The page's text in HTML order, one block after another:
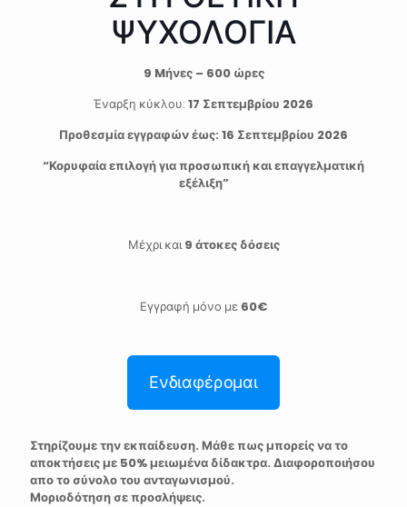
ΨΥΧΟΛΟΓΙΑ
9 Mήνες – 600 ώρες
Έναρξη κύκλου: 17 Σεπτεμβρίου 2026
Προθεσμία εγγραφών έως: 16 Σεπτεμβρίου 2026
“Κορυφαία επιλογή για προσωπική και επαγγελματική
εξέλιξη”
Μέχρι και9 άτοκες δόσεις
Εγγραφή μόνο με 60€
Ενδιαφέρομαι
Στηρίζουμε την εκπαίδευση. Μάθε πως μπορείς να το
αποκτήσεις με 50% μειωμένα δίδακτρα. Διαφοροποιήσου
απο το σύνολο του ανταγωνισμού.
Μοριοδότηση σε προσλήψεις.